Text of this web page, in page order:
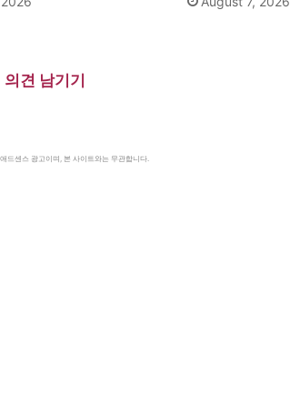
의견 남기기
드센스 광고이며, 본 사이트와는 무관합니다.